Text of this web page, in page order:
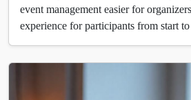
event management easier for
experience for participants from start